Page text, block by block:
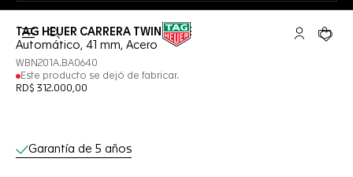
Abrir el menú de búsqueda Cuenta Mi
Su
TAG HEUER CARRERA TWIN-TIME
Automático, 41 mm, Acero
WBN201A.BA0640
Este producto se dejó de fabricar.
RD$ 312.000,00
Servicios online
Garantía de 5 años